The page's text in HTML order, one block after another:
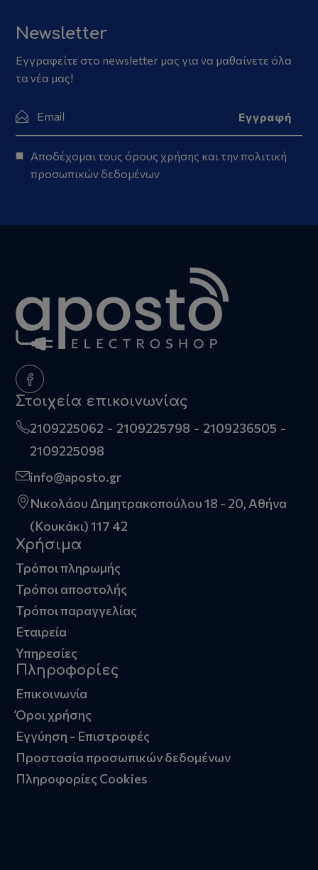
Newsletter
Εγγραφείτε στο newsletter μας για να μαθαίνετε όλα
τα νέα μας!
Αποδέχομαι τους όρους χρήσης και τηνπολιτική
προσωπικών δεδομένων
Στοιχεία επικοινωνίας
2109225062 2109225798
2109236505
2109225098
info@aposto.gr
Νικολάου Δημητρακοπούλου 18 - 20, Αθήνα
(Κουκάκι) 117 42
Χρήσιμα
Τρόποι πληρωμής
Τρόποι αποστολής
Τρόποι παραγγελίας
Εταιρεία
Υπηρεσίες
Πληροφορίες
Επικοινωνία
Όροι χρήσης
Εγγύηση - Επιστροφές
Προστασία προσωπικών δεδομένων
Πληροφορίες Cookies